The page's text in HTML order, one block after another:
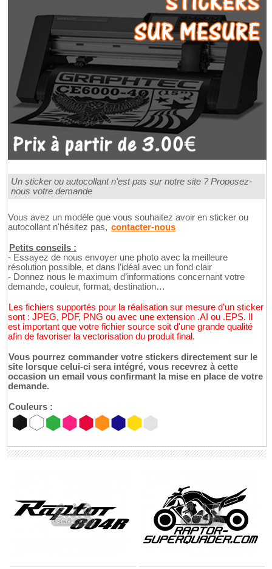
Un sticker ou autocollant n'est pas sur notre site ? Proposez-
nous votre demande
Vous avez un modèle que vous souhaitez avoir en sticker ou
autocollant n'hésitez pas, contacter-nous
Petits conseils :
- Essayez de nous envoyer une photo avec la meilleure
résolution possible, et dans l’idéal avec un fond clair
- Donnez nous le maximum d’informations concernant votre
demande, couleur, format, destination…
Les fichiers supportés pour la réalisation sur mesure d'un sticker
sont : JPEG, PDF, PNG ou avec une extension .AI ou .EPS. Il
est important que votre fichier source soit d'une grande qualité
afin de favoriser la vectorisation du produit final.
Vous pourrez commander votre stickers directement sur le
site lorsque celui-ci sera intégré, vous recevrez à cette
occasion un email vous confirmant la mise en place de votre
demande.
Couleurs :